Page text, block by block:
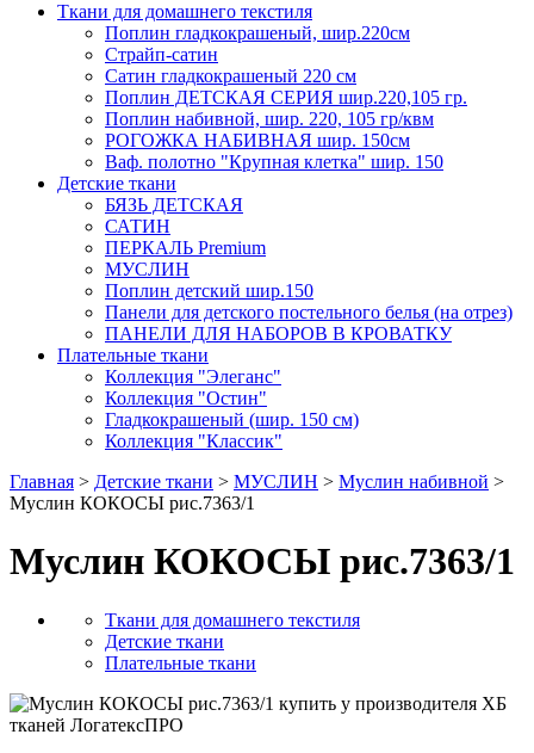
Ткани для домашнего текстиля
Поплин гладкокрашеный, шир.220см
Страйп-сатин
Сатин гладкокрашеный 220 см
Поплин ДЕТСКАЯ СЕРИЯ шир.220,105 гр.
Поплин набивной, шир. 220, 105 гр/квм
РОГОЖКА НАБИВНАЯ шир. 150см
Ваф. полотно "Крупная клетка" шир. 150
Детские ткани
БЯЗЬ ДЕТСКАЯ
САТИН
ПЕРКАЛЬ Premium
МУСЛИН
Поплин детский шир.150
Панели для детского постельного белья (на отрез)
ПАНЕЛИ ДЛЯ НАБОРОВ В КРОВАТКУ
Плательные ткани
Коллекция "Элеганс"
Коллекция "Остин"
Гладкокрашеный (шир. 150 см)
Коллекция "Классик"
Главная > Детские ткани > МУСЛИН > Муслин набивной >
Муслин КОКОСЫ рис.7363/1
Муслин КОКОСЫ рис.7363/1
Ткани для домашнего текстиля
Детские ткани
Плательные ткани